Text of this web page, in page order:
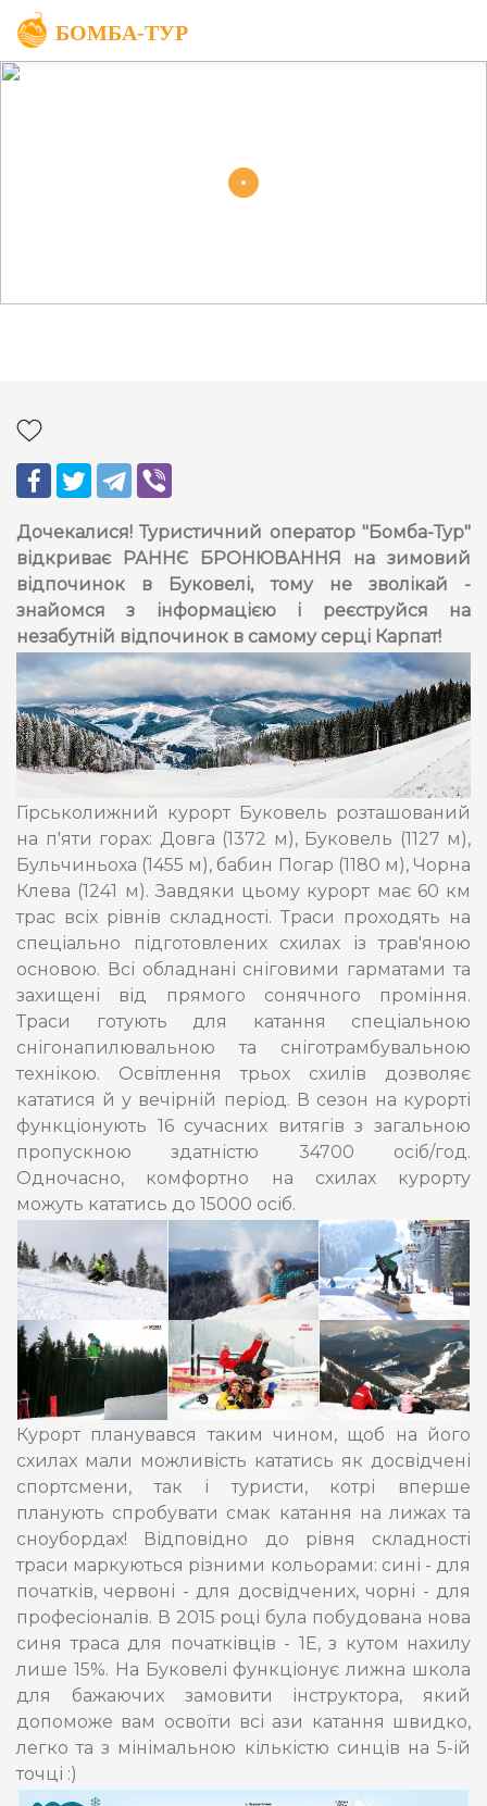
Дочекалися! Туристичний оператор "Бомба-Тур"
відкриває РАННЄ БРОНЮВАННЯ на зимовий
відпочинок в Буковелі, тому не зволікай -
знайомся з інформацією і реєструйся на
незабутній відпочинок в самому серці Карпат!
Гірськолижний курорт Буковель розташований
на п'яти горах: Довга (1372 м), Буковель (1127 м),
Бульчиньоха (1455 м), бабин Погар (1180 м), Чорна
Клева (1241 м). Завдяки цьому курорт має 60 км
трас всіх рівнів складності. Траси проходять на
спеціально підготовлених схилах із трав'яною
основою. Всі обладнані сніговими гарматами та
захищені від прямого сонячного проміння.
Траси готують для катання спеціальною
снігонапилювальною та сніготрамбувальною
технікою. Освітлення трьох схилів дозволяє
кататися й у вечірній період. В сезон на курорті
функціонують 16 сучасних витягів з загальною
пропускною здатністю 34700 осіб/год.
Одночасно, комфортно на схилах курорту
можуть кататись до 15000 осіб.
Курорт планувався таким чином, щоб на його
схилах мали можливість кататись як досвідчені
спортсмени, так і туристи, котрі вперше
планують спробувати смак катання на лижах та
сноубордах! Відповідно до рівня складності
траси маркуються різними кольорами: сині - для
початків, червоні - для досвідчених, чорні - для
професіоналів. В 2015 році була побудована нова
синя траса для початківців - 1Е, з кутом нахилу
лише 15%. На Буковелі функціонує лижна школа
для бажаючих замовити інструктора, який
допоможе вам освоїти всі ази катання швидко,
легко та з мінімальною кількістю синців на 5-ій
точці :)